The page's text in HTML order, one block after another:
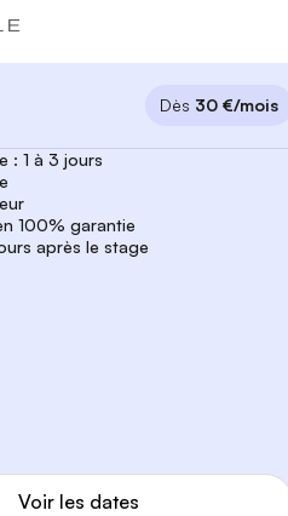
Dès 30 €/mois
: 1 à 3 jours
100% garantie
après le stage
Voir les dates